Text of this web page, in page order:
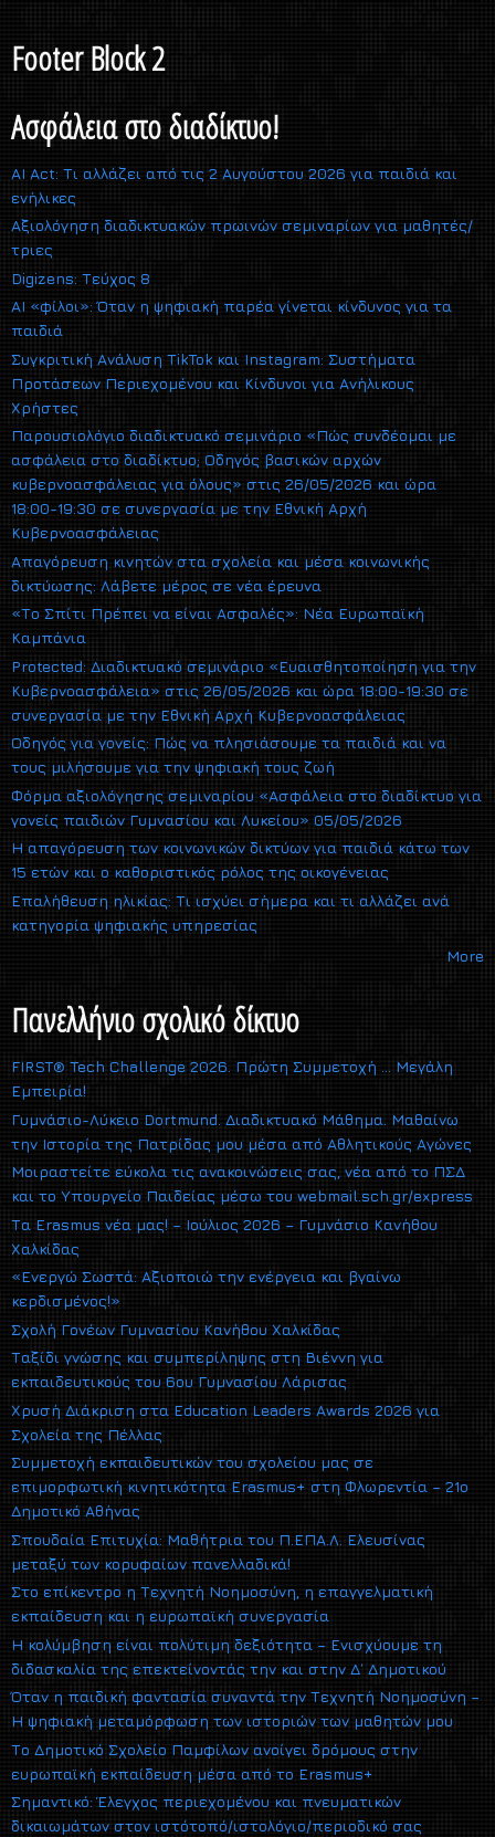
Footer Block 2
Ασφάλεια στο διαδίκτυο!
AI Act: Τι αλλάζει από τις 2 Αυγούστου 2026 για παιδιά και
ενήλικες
Αξιολόγηση διαδικτυακών πρωινών σεμιναρίων για μαθητές/
τριες
Digizens: Τεύχος 8
AI «φίλοι»: Όταν η ψηφιακή παρέα γίνεται κίνδυνος για τα
παιδιά
Συγκριτική Ανάλυση TikTok και Instagram: Συστήματα
Προτάσεων Περιεχομένου και Κίνδυνοι για Ανήλικους
Χρήστες
Παρουσιολόγιο διαδικτυακό σεμινάριο «Πώς συνδέομαι με
ασφάλεια στο διαδίκτυο; Οδηγός βασικών αρχών
κυβερνοασφάλειας για όλους» στις 26/05/2026 και ώρα
18:00-19:30 σε συνεργασία με την Εθνική Αρχή
Κυβερνοασφάλειας
Απαγόρευση κινητών στα σχολεία και μέσα κοινωνικής
δικτύωσης: Λάβετε μέρος σε νέα έρευνα
«Το Σπίτι Πρέπει να είναι Ασφαλές»: Νέα Ευρωπαϊκή
Καμπάνια
Protected: Διαδικτυακό σεμινάριο «Ευαισθητοποίηση για την
Κυβερνοασφάλεια» στις 26/05/2026 και ώρα 18:00-19:30 σε
συνεργασία με την Εθνική Αρχή Κυβερνοασφάλειας
Οδηγός για γονείς: Πώς να πλησιάσουμε τα παιδιά και να
τους μιλήσουμε για την ψηφιακή τους ζωή
Φόρμα αξιολόγησης σεμιναρίου «Ασφάλεια στο διαδίκτυο για
γονείς παιδιών Γυμνασίου και Λυκείου» 05/05/2026
Η απαγόρευση των κοινωνικών δικτύων για παιδιά κάτω των
15 ετών και ο καθοριστικός ρόλος της οικογένειας
Επαλήθευση ηλικίας: Τι ισχύει σήμερα και τι αλλάζει ανά
κατηγορία ψηφιακής υπηρεσίας
More
Πανελλήνιο σχολικό δίκτυο
FIRST® Tech Challenge 2026. Πρώτη Συμμετοχή … Μεγάλη
Εμπειρία!
Γυμνάσιο-Λύκειο Dortmund. Διαδικτυακό Μάθημα. Μαθαίνω
την Ιστορία της Πατρίδας μου μέσα από Αθλητικούς Αγώνες
Μοιραστείτε εύκολα τις ανακοινώσεις σας, νέα από το ΠΣΔ
και το Υπουργείο Παιδείας μέσω του webmail.sch.gr/express
Τα Erasmus νέα μας! – Ιούλιος 2026 – Γυμνάσιο Κανήθου
Χαλκίδας
«Ενεργώ Σωστά: Αξιοποιώ την ενέργεια και βγαίνω
κερδισμένος!»
Σχολή Γονέων Γυμνασίου Κανήθου Χαλκίδας
Ταξίδι γνώσης και συμπερίληψης στη Βιέννη για
εκπαιδευτικούς του 6ου Γυμνασίου Λάρισας
Χρυσή Διάκριση στα Education Leaders Awards 2026 για
Σχολεία της Πέλλας
Συμμετοχή εκπαιδευτικών του σχολείου μας σε
επιμορφωτική κινητικότητα Erasmus+ στη Φλωρεντία – 21ο
Δημοτικό Αθήνας
Σπουδαία Επιτυχία: Μαθήτρια του Π.ΕΠΑ.Λ. Ελευσίνας
μεταξύ των κορυφαίων πανελλαδικά!
Στο επίκεντρο η Τεχνητή Νοημοσύνη, η επαγγελματική
εκπαίδευση και η ευρωπαϊκή συνεργασία
Η κολύμβηση είναι πολύτιμη δεξιότητα – Ενισχύουμε τη
διδασκαλία της επεκτείνοντάς την και στην Δ΄ Δημοτικού
Όταν η παιδική φαντασία συναντά την Τεχνητή Νοημοσύνη –
Η ψηφιακή μεταμόρφωση των ιστοριών των μαθητών μου
Το Δημοτικό Σχολείο Παμφίλων ανοίγει δρόμους στην
ευρωπαϊκή εκπαίδευση μέσα από το Erasmus+
Σημαντικό: Έλεγχος περιεχομένου και πνευματικών
δικαιωμάτων στον ιστότοπό/ιστολόγιο/περιοδικό σας